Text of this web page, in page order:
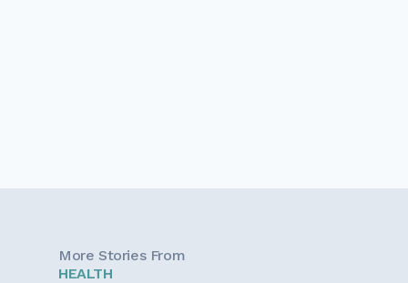
More Stories From
HEALTH